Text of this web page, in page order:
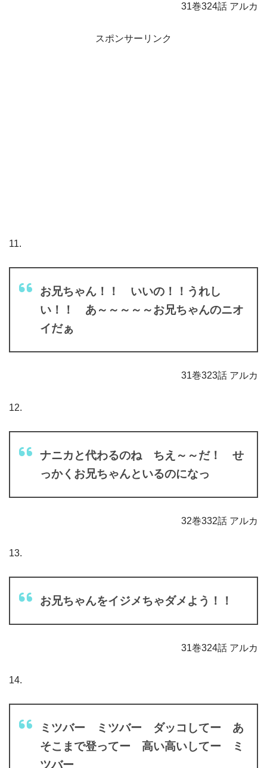
31巻324話 アルカ
スポンサーリンク
11.
お兄ちゃん！！ いいの！！うれし
い！！ あ～～～～～お兄ちゃんのニオ
イだぁ
31巻323話 アルカ
12.
ナニカと代わるのね ちえ～～だ！ せ
っかくお兄ちゃんといるのになっ
32巻332話 アルカ
13.
お兄ちゃんをイジメちゃダメよう！！
31巻324話 アルカ
14.
ミツバー ミツバー ダッコしてー あ
そこまで登ってー 高い高いしてー ミ
ツバー